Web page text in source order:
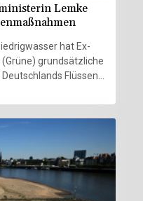
Lemke
hat Ex-
grundsätzliche
Flüssen
Dürre", sagte Lemke
Das geschehe
von
teils jahrhundertealten